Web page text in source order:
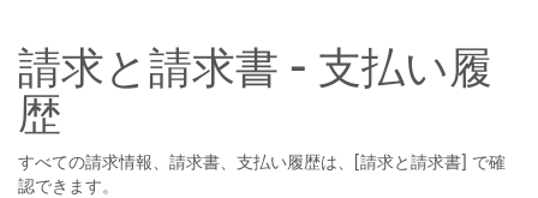
請求と請求書 - 支払い履
歴
すべての請求情報、請求書、支払い履歴は、[請求と請求書] で確
認できます。